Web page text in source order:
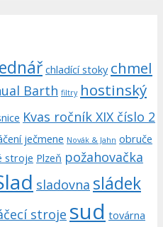
chladící stoky chmel
Barth filtry hostinský
Kvas ročník XIX číslo 2
ječmene Novák & Jahn obruče
stroje Plzeň požahovačka
sladovna sládek
stroje sud továrna